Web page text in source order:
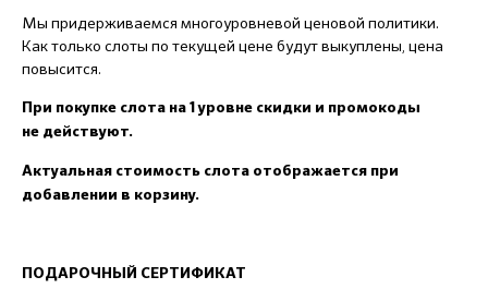
Мы придерживаемся многоуровневой ценовой политики.
Как только слоты по текущей цене будут выкуплены, цена
повысится.
При покупке слота на 1 уровне скидки и промокоды
не действуют.
Актуальная стоимость слота отображается при
добавлении в корзину.
ПОДАРОЧНЫЙ СЕРТИФИКАТ